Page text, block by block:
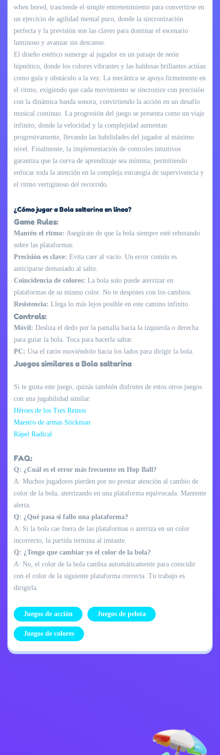
when bored, trasciende el simple entretenimiento para convertirse en
un ejercicio de agilidad mental puro, donde la sincronización
perfecta y la previsión son las claves para dominar el escenario
luminoso y avanzar sin descanso.
El diseño estético sumerge al jugador en un paisaje de neón
hipnótico, donde los colores vibrantes y las baldosas brillantes actúan
como guía y obstáculo a la vez. La mecánica se apoya firmemente en
el ritmo, exigiendo que cada movimiento se sincronice con precisión
con la dinámica banda sonora, convirtiendo la acción en un desafío
musical continuo. La progresión del juego se presenta como un viaje
infinito, donde la velocidad y la complejidad aumentan
progresivamente, llevando las habilidades del jugador al máximo
nivel. Finalmente, la implementación de controles intuitivos
garantiza que la curva de aprendizaje sea mínima, permitiendo
enfocar toda la atención en la compleja estrategia de supervivencia y
el ritmo vertiginoso del recorrido.
¿Cómo jugar a Bola saltarina en línea?
Game Rules:
Mantén el ritmo: Asegúrate de que la bola siempre esté rebotando
sobre las plataformas.
Precisión es clave: Evita caer al vacío. Un error común es
anticiparse demasiado al salto.
Coincidencia de colores: La bola solo puede aterrizar en
plataformas de su mismo color. No te despistes con los cambios.
Resistencia: Llega lo más lejos posible en este camino infinito.
Controls:
Móvil: Desliza el dedo por la pantalla hacia la izquierda o derecha
para guiar la bola. Toca para hacerla saltar.
PC: Usa el ratón moviéndolo hacia los lados para dirigir la bola.
Juegos similares a Bola saltarina
Si te gusta este juego, quizás también disfrutes de estos otros juegos
con una jugabilidad similar.
Héroes de los Tres Reinos
Maestro de armas Stickman
Rápel Radical
FAQ:
Q: ¿Cuál es el error más frecuente en Hop Ball?
A: Muchos jugadores pierden por no prestar atención al cambio de
color de la bola, aterrizando en una plataforma equivocada. Mantente
alerta.
Q: ¿Qué pasa si fallo una plataforma?
A: Si la bola cae fuera de las plataformas o aterriza en un color
incorrecto, la partida termina al instante.
Q: ¿Tengo que cambiar yo el color de la bola?
A: No, el color de la bola cambia automáticamente para coincidir
con el color de la siguiente plataforma correcta. Tu trabajo es
dirigirla.
Juegos de acción Juegos de pelota
Juegos de colores